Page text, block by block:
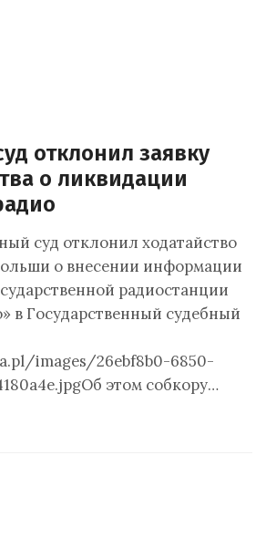
отклонил заявку
о ликвидации
суд отклонил ходатайство
о внесении информации
радиостанции
в Государственный судебный
images/26ebf8b0-6850-
этом собкору…